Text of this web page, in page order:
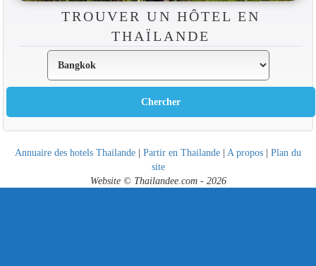
TROUVER UN HÔTEL EN
THAÏLANDE
Annuaire des hotels Thailande | Partir en Thailande | A propos | Plan du
site
Website © Thailandee.com - 2026